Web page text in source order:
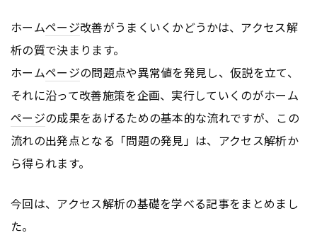
ホームページ改善がうまくいくかどうかは、アクセス解
析の質で決まります。
ホームページの問題点や異常値を発見し、仮説を立て、
それに沿って改善施策を企画、実行していくのがホーム
ページの成果をあげるための基本的な流れですが、この
流れの出発点となる「問題の発見」は、アクセス解析か
ら得られます。
今回は、アクセス解析の基礎を学べる記事をまとめまし
た。